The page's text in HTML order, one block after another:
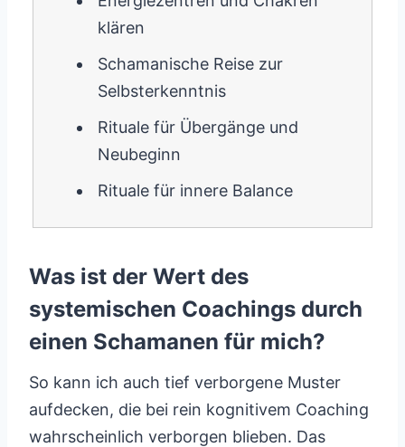
klären
Schamanische Reise zur
Selbsterkenntnis
Rituale für Übergänge und
Neubeginn
Rituale für innere Balance
Was ist der Wert des
systemischen Coachings durch
einen Schamanen für mich?
So kann ich auch tief verborgene Muster
aufdecken, die bei rein kognitivem Coaching
wahrscheinlich verborgen blieben. Das